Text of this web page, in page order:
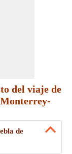
del viaje de
de